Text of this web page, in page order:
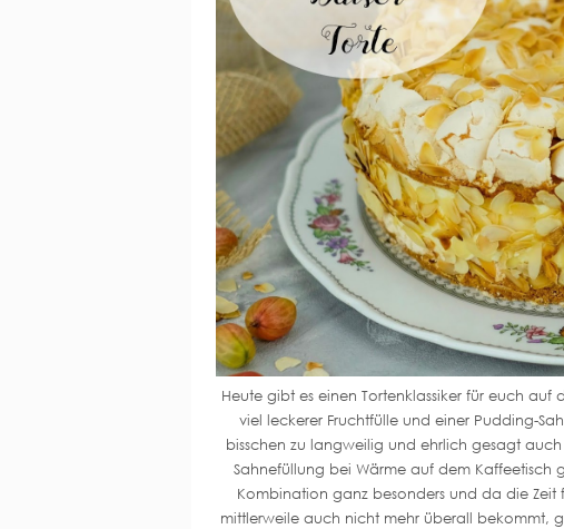
Heute gibt es einen Tortenklassiker für euch auf
viel leckerer Fruchtfülle und einer Pudding-
bisschen zu langweilig und ehrlich gesagt
Sahnefüllung bei Wärme auf dem Kaffeetisch
Kombination ganz besonders und da die Zeit
mittlerweile auch nicht mehr überall bekommt,